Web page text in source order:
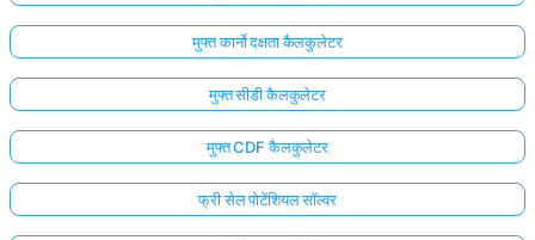
मुफ्त कार्नो दक्षता कैलकुलेटर
मुफ्त सीडी कैलकुलेटर
मुफ्त CDF कैलकुलेटर
फ्री सेल पोटेंशियल सॉल्वर